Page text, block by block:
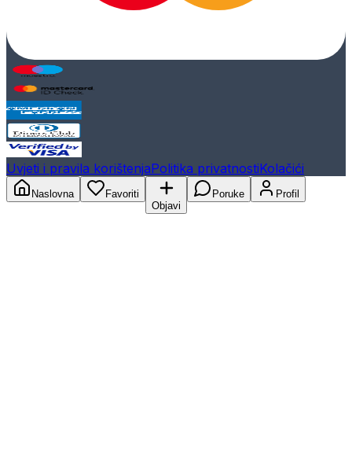
Uvjeti i pravila korištenjaPolitika privatnostiKolačići
Naslovna
Favoriti
Objavi
Poruke Profil